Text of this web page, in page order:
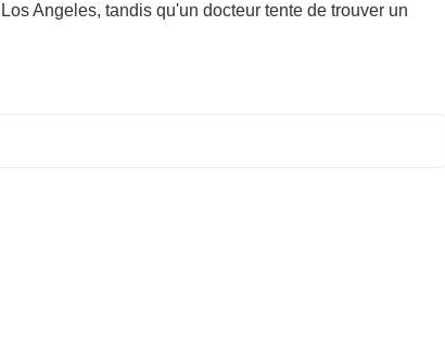
Angeles, tandis qu'un docteur tente de trouver un